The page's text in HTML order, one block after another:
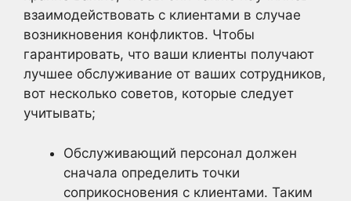
взаимодействовать с клиентами в случае
возникновения конфликтов. Чтобы
гарантировать, что ваши клиенты получают
лучшее обслуживание от ваших сотрудников,
вот несколько советов, которые следует
учитывать;
Обслуживающий персонал должен
сначала определить точки
соприкосновения с клиентами. Таким